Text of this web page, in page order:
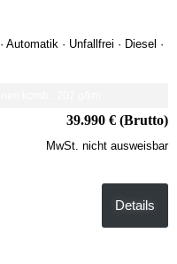
· Automatik · Unfallfrei · Diesel ·
39.990 € (Brutto)
MwSt. nicht ausweisbar
Details